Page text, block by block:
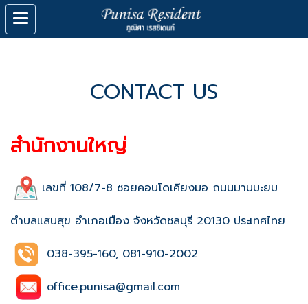
CONTACT US
สำนักงานใหญ่
เลขที่ 108/7-8 ซอยคอนโดเคียงมอ ถนนมาบมะยม
ตำบลแสนสุข อำเภอเมือง จังหวัดชลบุรี 20130 ประเทศไทย
038-395-160, 081-910-2002
office.punisa@gmail.com